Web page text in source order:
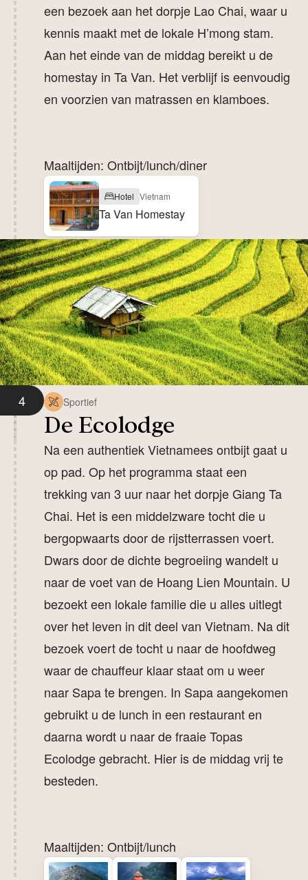
een bezoek aan het dorpje Lao Chai, waar u
kennis maakt met de lokale H’mong stam.
Aan het einde van de middag bereikt u de
homestay in Ta Van. Het verblijf is eenvoudig
en voorzien van matrassen en klamboes.
Maaltijden: Ontbijt/lunch/diner
Hotel Vietnam
Ta Van Homestay
4 Sportief
De Ecolodge
Na een authentiek Vietnamees ontbijt gaat u
op pad. Op het programma staat een
trekking van 3 uur naar het dorpje Giang Ta
Chai. Het is een middelzware tocht die u
bergopwaarts door de rijstterrassen voert.
Dwars door de dichte begroeiing wandelt u
naar de voet van de Hoang Lien Mountain. U
bezoekt een lokale familie die u alles uitlegt
over het leven in dit deel van Vietnam. Na dit
bezoek voert de tocht u naar de hoofdweg
waar de chauffeur klaar staat om u weer
naar Sapa te brengen. In Sapa aangekomen
gebruikt u de lunch in een restaurant en
daarna wordt u naar de fraaie Topas
Ecolodge gebracht. Hier is de middag vrij te
besteden.
Maaltijden: Ontbijt/lunch